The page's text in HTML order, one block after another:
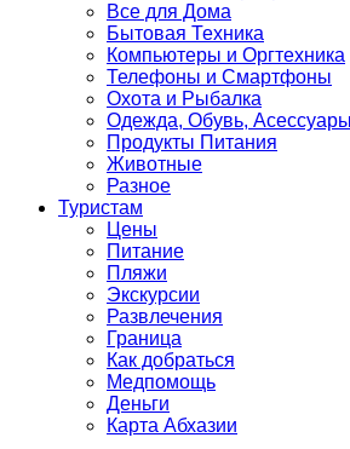
Все для Дома
Бытовая Техника
Компьютеры и Оргтехника
Телефоны и Смартфоны
Охота и Рыбалка
Одежда, Обувь, Асессуары
Продукты Питания
Животные
Разное
Туристам
Цены
Питание
Пляжи
Экскурсии
Развлечения
Граница
Как добраться
Медпомощь
Деньги
Карта Абхазии